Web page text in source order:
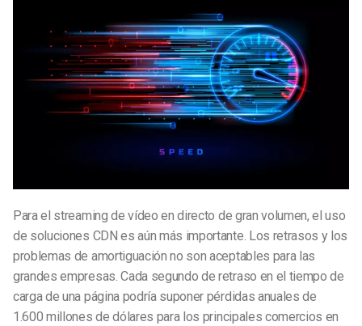
Para el streaming de vídeo en directo de gran volumen, el uso
de soluciones CDN es aún más importante. Los retrasos y los
problemas de amortiguación no son aceptables para las
grandes empresas. Cada segundo de retraso en el tiempo de
carga de una página podría suponer pérdidas anuales de
1.600 millones de dólares para los principales comercios en